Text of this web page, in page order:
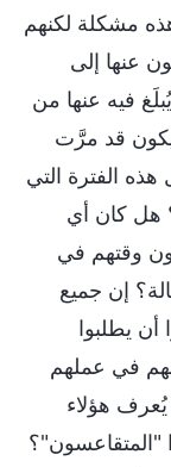
مشكلة لكنهم
عنها إلى
فيه عنها من
قد مرَّت
الفترة التي
هل كان أي
وقتهم في
إن جميع
أن يطلبوا
في عملهم
هؤلاء
"المتقاعسون"؟